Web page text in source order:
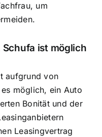
um
ist möglich
aufgrund von
möglich, ein Auto
Bonität und der
Leasingvertrag